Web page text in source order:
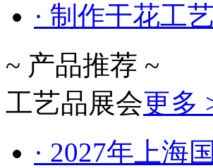
· 制作干花工
~ 产品推荐 ~
工艺品展会更多
· 2027年上海